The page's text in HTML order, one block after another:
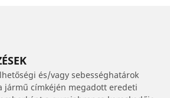
és/vagy sebességhatárok
jármű címkéjén megadott eredeti